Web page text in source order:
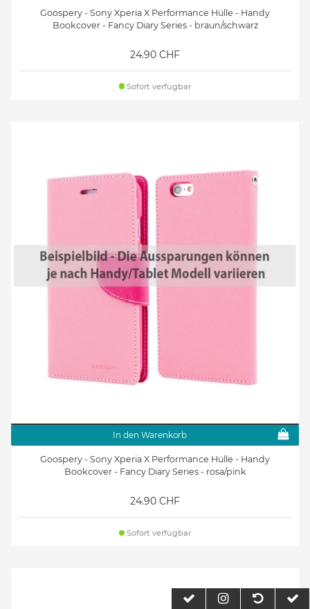
Goospery - Sony Xperia X Performance Hülle - Handy
Bookcover - Fancy Diary Series - braun/schwarz
24.90 CHF
Sofort verfügbar
In den Warenkorb
Goospery - Sony Xperia X Performance Hülle - Handy
Bookcover - Fancy Diary Series - rosa/pink
24.90 CHF
Sofort verfügbar